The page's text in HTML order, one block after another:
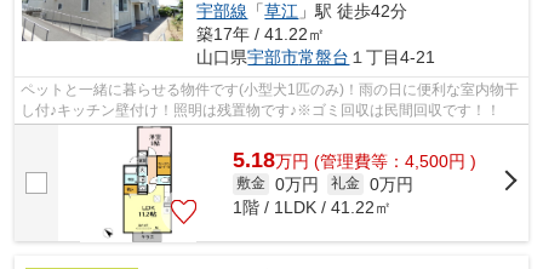
宇部線 「草江 」駅 徒歩42分
築17年 / 41.22㎡
山口県宇部市常盤台 １丁目4-21
ペットと一緒に暮らせる物件です(小型犬1匹のみ)！雨の日に便利な室内物干
し付♪キッチン壁付け！照明は残置物です♪※ゴミ回収は民間回収です！！
5.18万円 (管理費等：4,500円 )
敷金 0万円 礼金 0万円
1階 / 1LDK / 41.22㎡